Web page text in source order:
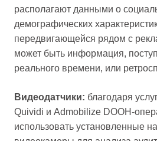
располагают данными о
демографических
передвигающейся рядом с
может быть информация,
реального времени, или
Видеодатчики: благодаря
Quividi и Admobilize DOOH-
использовать установленные